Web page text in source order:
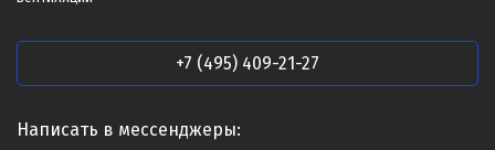
+7 (495) 409-21-27
Написать в мессенджеры: